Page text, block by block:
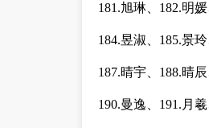
181.旭琳、182.明
184.昱淑、185.景
187.晴宇、188.晴
190.曼逸、191.月